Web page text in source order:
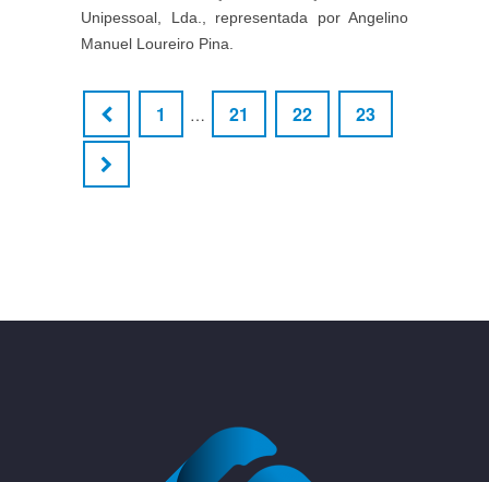
Unipessoal, Lda., representada por Angelino
Manuel Loureiro Pina.
1 … 21 22 23